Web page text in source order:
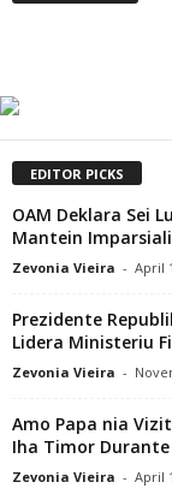
EDITOR PICKS
OAM Deklara Sei
Mantein
Zevonia Vieira - April
Prezidente
Lidera Ministeriu
Zevonia Vieira -
Amo Papa nia
Iha Timor
Zevonia Vieira - April